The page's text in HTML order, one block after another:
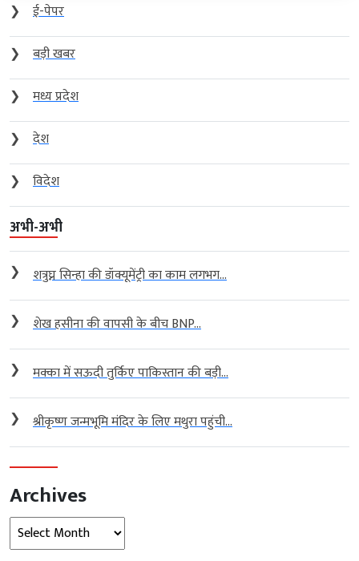
❯
ई-पेपर
❯
बड़ी खबर
❯
मध्य प्रदेश
❯
देश
❯
विदेश
अभी-अभी
❯ शत्रुघ्न सिन्हा की डॉक्यूमेंट्री का काम लगभग...
❯ शेख हसीना की वापसी के बीच BNP...
❯ मक्का में सऊदी तुर्किए पाकिस्तान की बड़ी...
❯ श्रीकृष्ण जन्मभूमि मंदिर के लिए मथुरा पहुंची...
Archives
Archives